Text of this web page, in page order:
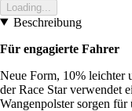
Loading...
Beschreibung
Für engagierte Fahrer
Neue Form, 10% leichter
der Race Star verwendet
Wangenpolster sorgen